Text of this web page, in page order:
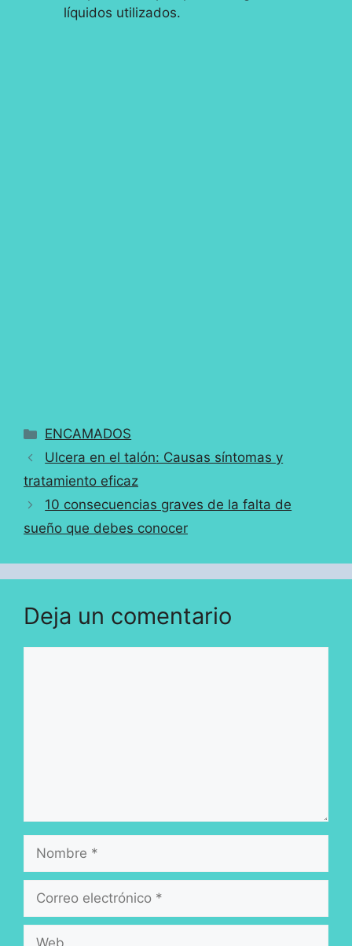
líquidos utilizados.
Categorías
ENCAMADOS
Ulcera en el talón: Causas síntomas y
tratamiento eficaz
10 consecuencias graves de la falta de
sueño que debes conocer
Deja un comentario
Nombre
Correo
Web